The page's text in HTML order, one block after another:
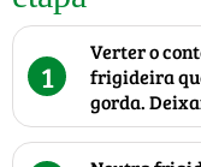
1
Verter o
frigideira
gorda.